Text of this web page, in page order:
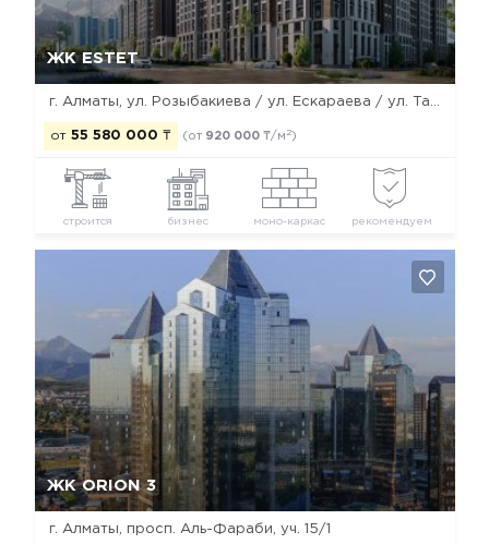
ЖК ESTET
г. Алматы, ул. Розыбакиева / ул. Ескараева / ул. Тажибаевой
от 55 580 000 ₸ (от 920 000 ₸/м 2)
строится бизнес моно-каркас рекомендуем
Да, удалить Отмена
ЖК ORION 3
г. Алматы, просп. Аль-Фараби, уч. 15/1
Да, удалить Отмена